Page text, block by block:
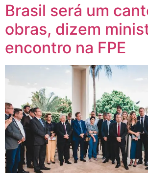
Brasil será um
obras, dizem
encontro na FPE